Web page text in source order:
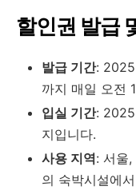
할인권 발급
발급 기간:
까지 매일 오전
입실 기간:
지입니다.
사용 지역: 서울,
의 숙박시설에